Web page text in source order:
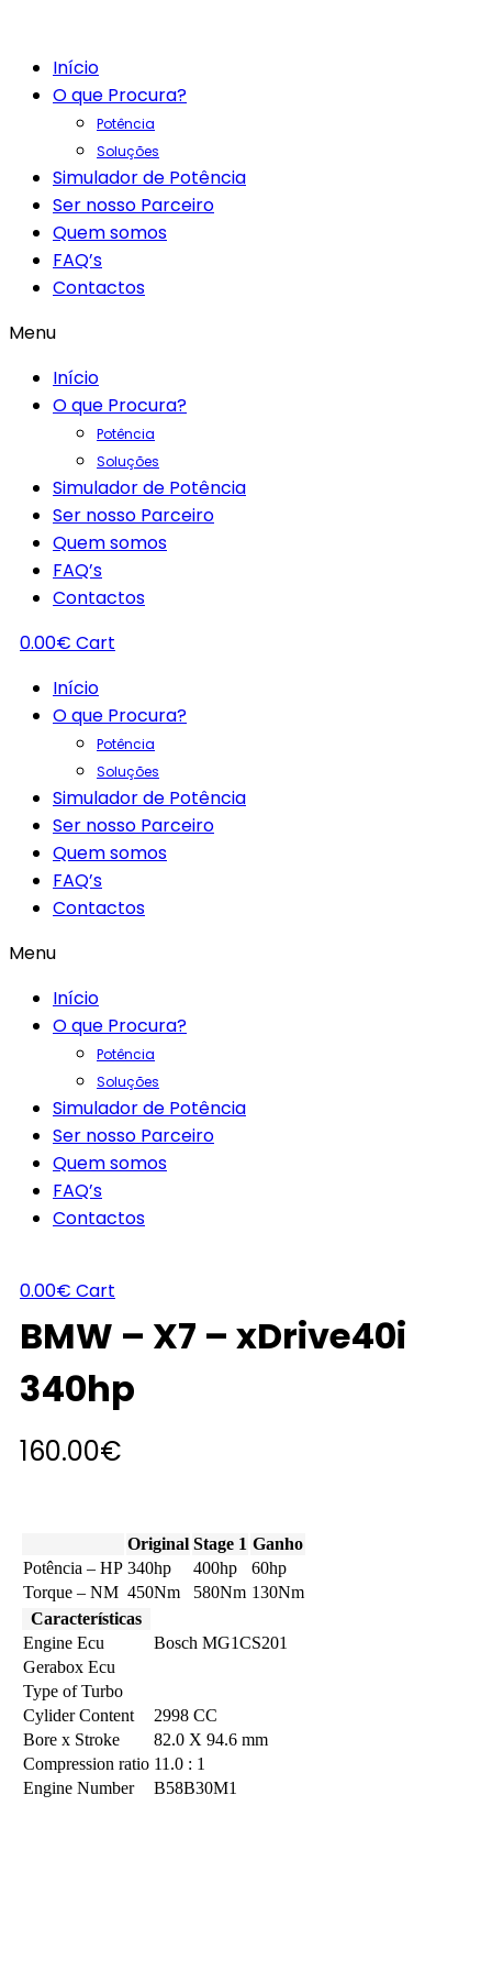
Início
O que Procura?
Potência
Soluções
Simulador de Potência
Ser nosso Parceiro
Quem somos
FAQ’s
Contactos
Menu
Início
O que Procura?
Potência
Soluções
Simulador de Potência
Ser nosso Parceiro
Quem somos
FAQ’s
Contactos
0.00€ Cart
Início
O que Procura?
Potência
Soluções
Simulador de Potência
Ser nosso Parceiro
Quem somos
FAQ’s
Contactos
Menu
Início
O que Procura?
Potência
Soluções
Simulador de Potência
Ser nosso Parceiro
Quem somos
FAQ’s
Contactos
0.00€ Cart
BMW – X7 – xDrive40i
340hp
160.00€
Original Stage 1 Ganho
Potência – HP 340hp 400hp
60hp
Torque – NM 450Nm 580Nm 130Nm
Características
Engine Ecu
Bosch MG1CS201
Gerabox Ecu
Type of Turbo
Cylider Content
2998 CC
Bore x Stroke
82.0 X 94.6 mm
Compression ratio 11.0 : 1
Engine Number
B58B30M1